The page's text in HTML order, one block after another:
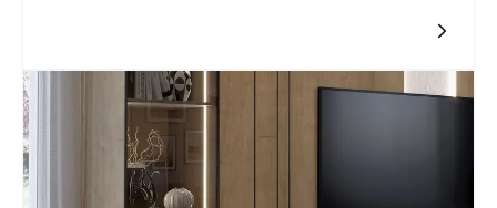
w salonie nie tylko ułatwia organizację przestrzeni, ale również
wpływa na ogólny odbiór wnętrza. Dzięki zastosowaniu
wiszących szafek RTV można uzyskać wrażenie większej
przestronności, co w mniejszych pomieszczeniach jest
szczególnie istotne.